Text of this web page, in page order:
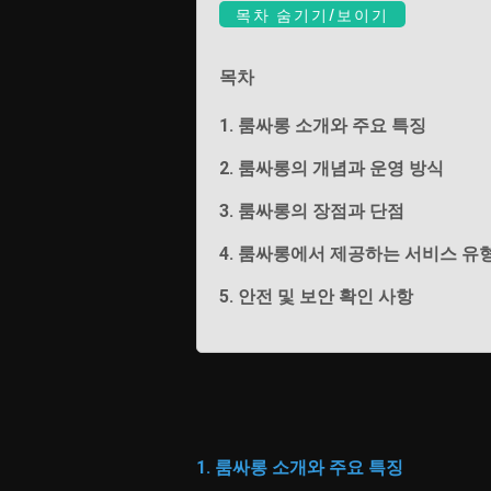
목차 숨기기/보이기
목차
1. 룸싸롱 소개와 주요 특징
2. 룸싸롱의 개념과 운영 방식
3. 룸싸롱의 장점과 단점
4. 룸싸롱에서 제공하는 서비스 유
5. 안전 및 보안 확인 사항
1. 룸싸롱 소개와 주요 특징